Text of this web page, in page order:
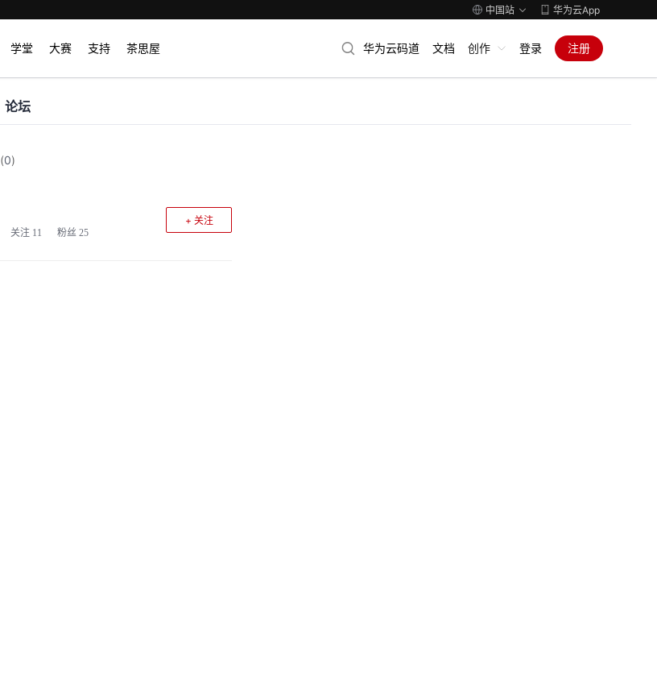
中国站 华为云App
学堂 大赛 支持 茶思屋 华为云码道 文档 创作 登录 注册
论坛
(0)
关注 11 粉丝 25
+ 关注